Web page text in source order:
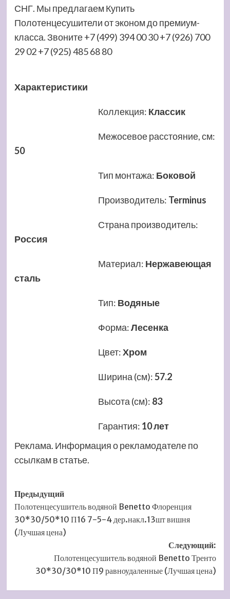
СНГ. Мы предлагаем Купить
Полотенцесушители от эконом до премиум-
класса. Звоните +7 (499) 394 00 30 +7 (926) 700
29 02 +7 (925) 485 68 80
Характеристики
Коллекция: Классик
Межосевое расстояние, см:
50
Тип монтажа: Боковой
Производитель: Terminus
Страна производитель:
Россия
Материал: Нержавеющая
сталь
Тип: Водяные
Форма:Лесенка
Цвет:Хром
Ширина (см):57.2
Высота (см): 83
Гарантия: 10 лет
Реклама. Информация о рекламодателе по
ссылкам в статье.
Навигация
записи
Предыдущий
Полотенцесушитель водяной Benetto Флоренция
30*30/50*10 П16 7-5-4 дер.накл.13шт вишня
(Лучшая цена)
Следующий:
Полотенцесушитель водяной Benetto Тренто
30*30/30*10 П9 равноудаленные (Лучшая цена)